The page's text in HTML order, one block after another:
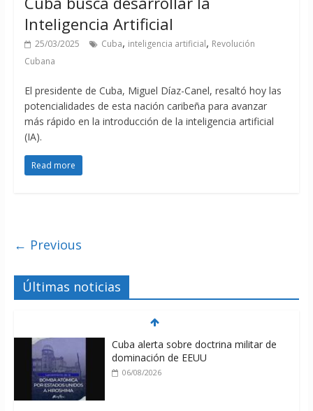
Inteligencia Artificial
25/03/2025 Cuba, inteligencia artificial, Revolución
Cubana
El presidente de Cuba, Miguel Díaz-Canel, resaltó hoy las
potencialidades de esta nación caribeña para avanzar
más rápido en la introducción de la inteligencia artificial
(IA).
Read more
← Previous
Últimas noticias
Cuba alerta sobre doctrina militar de
dominación de EEUU
06/08/2026